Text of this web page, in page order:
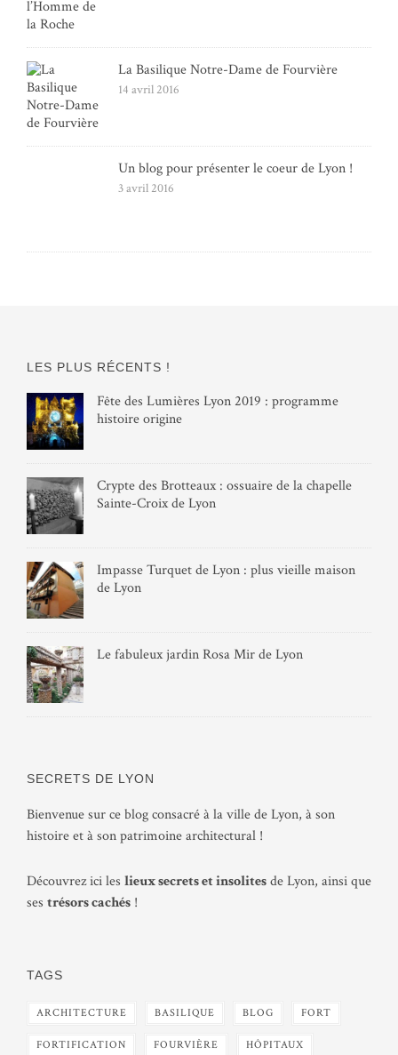
La Basilique Notre-Dame de Fourvière
14 avril 2016
Un blog pour présenter le coeur de Lyon !
3 avril 2016
LES PLUS RÉCENTS !
Fête des Lumières Lyon 2019 : programme
histoire origine
Crypte des Brotteaux : ossuaire de la chapelle
Sainte-Croix de Lyon
Impasse Turquet de Lyon : plus vieille maison
de Lyon
Le fabuleux jardin Rosa Mir de Lyon
SECRETS DE LYON
Bienvenue sur ce blog consacré à la ville de Lyon, à son
histoire et à son patrimoine architectural !
Découvrez ici les lieux secrets et insolitesde Lyon, ainsi que
ses trésors cachés !
TAGS
ARCHITECTURE BASILIQUE BLOG FORT
FORTIFICATION FOURVIÈRE HÔPITAUX